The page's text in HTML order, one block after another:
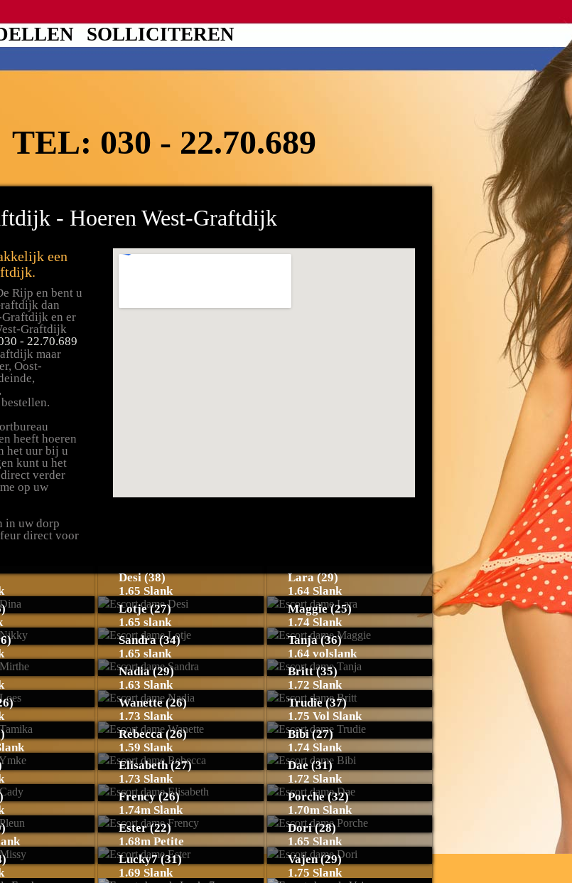
SOLLICITEREN
TEL: 030 - 22.70.689
- Hoeren West-Graftdijk
een
Rijp en bent u
dan
Graftdijk en er
Graftdijk
- 22.70.689
maar
Oost-
heeft hoeren
het uur bij u
kunt u het
verder
op uw
in uw dorp
direct voor
Desi (38)
1.65 Slank
Lara (29)
1.64 Slank
Lotje (27)
1.65 slank
Maggie (25)
1.74 Slank
Sandra (34)
1.65 slank
Tanja (36)
1.64 volslank
Nadia (29)
1.63 Slank
Britt (35)
1.72 Slank
Wanette (26)
1.73 Slank
Trudie (37)
1.75 Vol Slank
Rebecca (26)
1.59 Slank
Bibi (27)
1.74 Slank
Elisabeth (27)
1.73 Slank
Dae (31)
1.72 Slank
Frency (26)
1.74m Slank
Porche (32)
1.70m Slank
Ester (22)
1.68m Petite
Dori (28)
1.65 Slank
Lucky7 (31)
1.69 Slank
Vajen (29)
1.75 Slank